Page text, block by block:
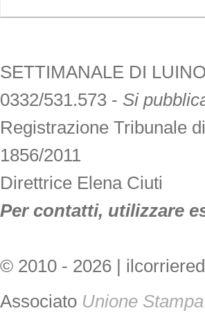
SETTIMANALE DI
0332/531.573 - Si
Registrazione Tribunale
1856/2011
Direttrice Elena Ciuti
Per contatti, utilizzare
© 2010 - 2026 |
Associato Unione